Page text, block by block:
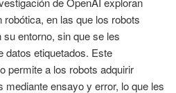
en las que los robots
entorno, sin que se les
datos etiquetados. Este
permite a los robots adquirir
ensayo y error, lo que les